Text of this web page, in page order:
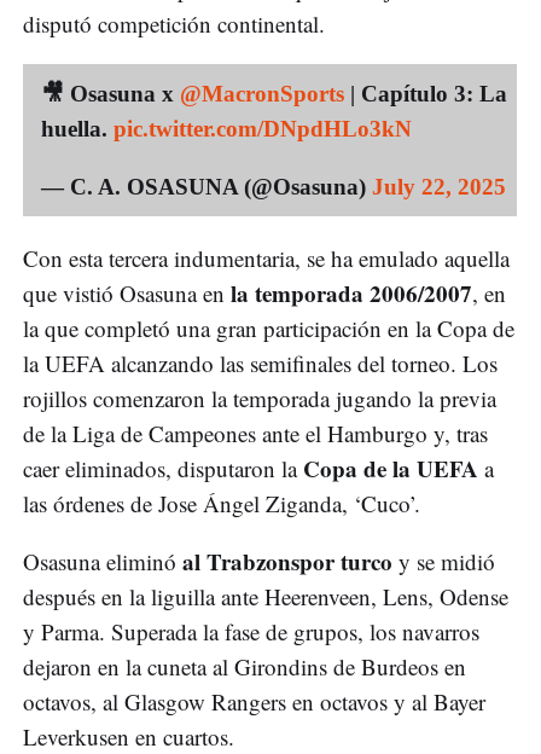
disputó competición continental.
🎥 Osasuna x @MacronSports | Capítulo 3: La
huella. pic.twitter.com/DNpdHLo3kN
— C. A. OSASUNA (@Osasuna) July 22, 2025
Con esta tercera indumentaria, se ha emulado aquella
que vistió Osasuna en la temporada 2006/2007, en
la que completó una gran participación en la Copa de
la UEFA alcanzando las semifinales del torneo. Los
rojillos comenzaron la temporada jugando la previa
de la Liga de Campeones ante el Hamburgo y, tras
caer eliminados, disputaron la Copa de la UEFA a
las órdenes de Jose Ángel Ziganda, ‘Cuco’.
Osasuna eliminó al Trabzonspor turco y se midió
después en la liguilla ante Heerenveen, Lens, Odense
y Parma. Superada la fase de grupos, los navarros
dejaron en la cuneta al Girondins de Burdeos en
octavos, al Glasgow Rangers en octavos y al Bayer
Leverkusen en cuartos.